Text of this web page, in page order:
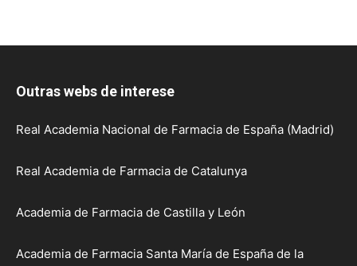
Outras webs de interese
Real Academia Nacional de Farmacia de España (Madrid)
Real Academia de Farmacia de Catalunya
Academia de Farmacia de Castilla y León
Academia de Farmacia Santa María de España de la